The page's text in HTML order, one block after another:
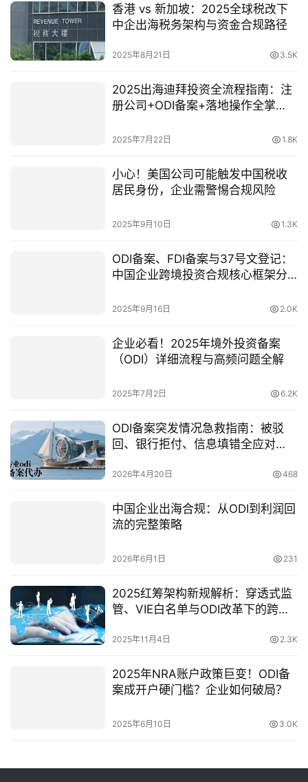
香港 vs 新加坡：2025全球税改下
中企出海税务架构与资金合规路径
2025年8月21日 3.5K
2025出海迪拜投资全流程指南：注
册公司+ODI备案+落地操作全掌
2025年7月22日 1.8K
小心！美国公司可能触发中国税收
居民身份，企业需警惕合规风险
2025年9月10日 1.3K
ODI备案、FDI备案与37号文登记：
中国企业跨境投资合规核心框架分
2025年9月16日 2.0K
企业必看！2025年境外投资备案
（ODI）详细流程与高频问题全解
2025年7月2日 6.2K
ODI备案突发情况急救指南：被驳
回、银行拒付、信息填错全应对
2026年4月20日 468
中国企业出海合规：从ODI到利润回
流的完整策略
2026年6月1日 231
2025红筹架构新规解析：穿透式监
管、VIE白名单与ODI改革下的跨境
2025年11月4日 2.3K
2025年NRA账户政策巨变！ODI备
案成开户硬门槛？企业如何破局？
2025年6月10日 3.0K